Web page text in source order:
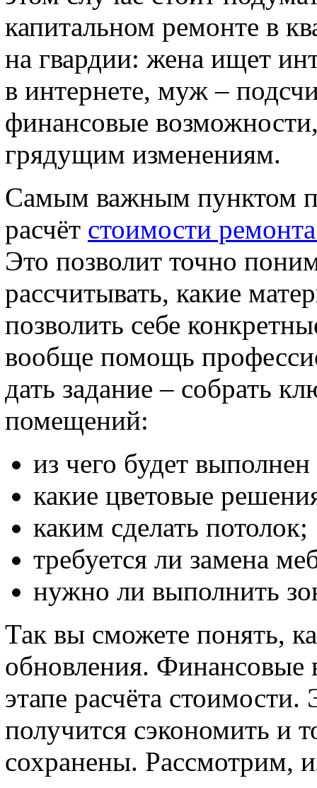
капитальном ремонте в
на гвардии: жена ищет
в интернете, муж –
финансовые
грядущим изменениям.
Самым важным пунктом
расчёт стоимости
Это позволит точно
рассчитывать, какие
позволить себе
вообще помощь
дать задание – собрать
помещений:
из чего будет
какие цветовые
каким сделать потолок;
требуется ли замена
нужно ли выполнить
Так вы сможете понять,
обновления. Финансовые
этапе расчёта
получится сэкономить и
сохранены. Рассмотрим,